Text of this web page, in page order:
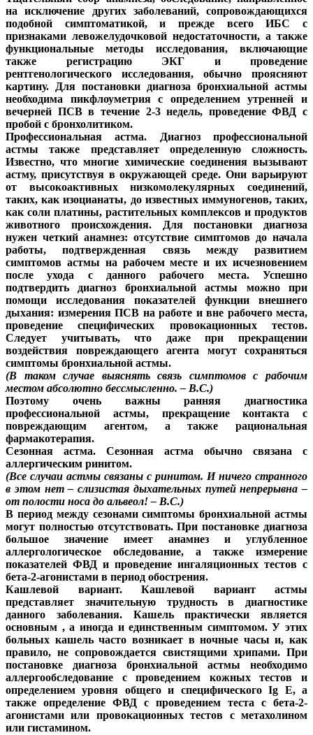
на исключение других заболеваний, сопровождающихся
подобной симптоматикой, и прежде всего ИБС с
признаками левожелудочковой недостаточности, а также
функциональные методы исследования, включающие
также регистрацию ЭКГ и проведение
рентгенологического исследования, обычно проясняют
картину. Для постановки диагноза бронхиальной астмы
необходима пикфлоуметрия с определением утренней и
вечерней ПСВ в течение 2-3 недель, проведение ФВД с
пробой с бронхолитиком.
Профессиональная астма. Диагноз профессиональной
астмы также представляет определенную сложность.
Известно, что многие химические соединения вызывают
астму, присутствуя в окружающей среде. Они варьируют
от высокоактивных низкомолекулярных соединений,
таких, как изоцианаты, до известных иммуногенов, таких,
как соли платины, растительных комплексов и продуктов
животного происхождения. Для постановки диагноза
нужен четкий анамнез: отсутствие симптомов до начала
работы, подтвержденная связь между развитием
симптомов астмы на рабочем месте и их исчезновением
после ухода с данного рабочего места. Успешно
подтвердить диагноз бронхиальной астмы можно при
помощи исследования показателей функции внешнего
дыхания: измерения ПСВ на работе и вне рабочего места,
проведение специфических провокационных тестов.
Следует учитывать, что даже при прекращении
воздействия повреждающего агента могут сохраняться
симптомы бронхиальной астмы.
(В таком случае выяснять связь симптомов с рабочим
местом абсолютно бессмысленно. – В.С.)
Поэтому очень важны ранняя диагностика
профессиональной астмы, прекращение контакта с
повреждающим агентом, а также рациональная
фармакотерапия.
Сезонная астма. Сезонная астма обычно связана с
аллергическим ринитом.
(Все случаи астмы связаны с ринитом. И ничего странного
в этом нет – слизистая дыхательных путей непрерывна –
от полости носа до альвеол! – В.С.)
В период между сезонами симптомы бронхиальной астмы
могут полностью отсутствовать. При постановке диагноза
большое значение имеет анамнез и углубленное
аллергологическое обследование, а также измерение
показателей ФВД и проведение ингаляционных тестов с
бета-2-агонистами в период обострения.
Кашлевой вариант.Кашлевой вариант астмы
представляет значительную трудность в диагностике
данного заболевания. Кашель практически является
основным , а иногда и единственным симптомом. У этих
больных кашель часто возникает в ночные часы и, как
правило, не сопровождается свистящими хрипами. При
постановке диагноза бронхиальной астмы необходимо
аллергообследование с проведением кожных тестов и
определением уровня общего и специфического Ig Е, а
также определение ФВД с проведением теста с бета-2-
агонистами или провокационных тестов с метахолином
или гистамином.